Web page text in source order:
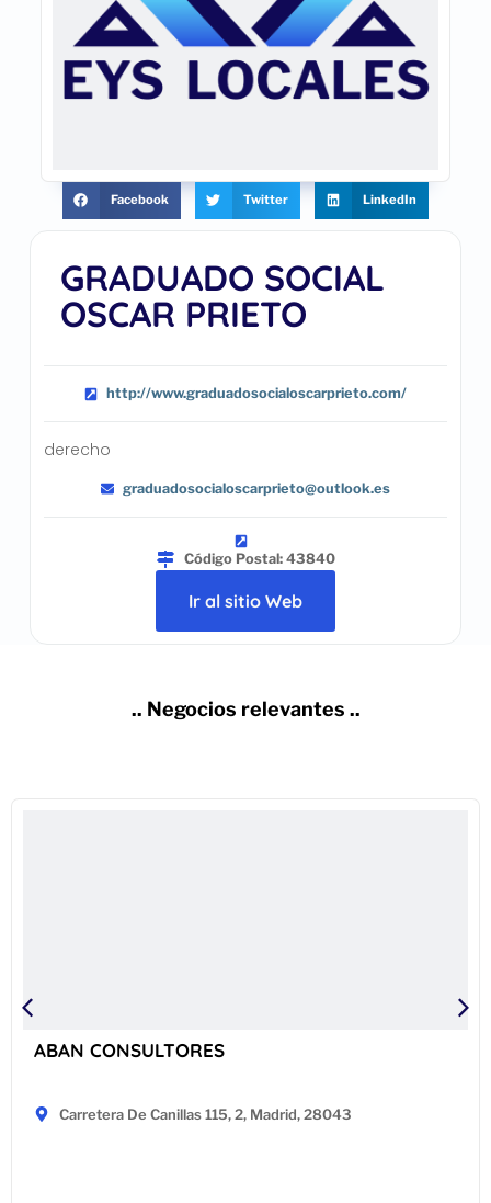
GRADUADO SOCIAL
OSCAR PRIETO
http://www.graduadosocialoscarprieto.com/
derecho
graduadosocialoscarprieto@outlook.es
Código Postal: 43840
Ir al sitio Web
Facebook Twitter LinkedIn
.. Negocios relevantes ..
ABAN CONSULTORES
Carretera De Canillas 115, 2, Madrid, 28043